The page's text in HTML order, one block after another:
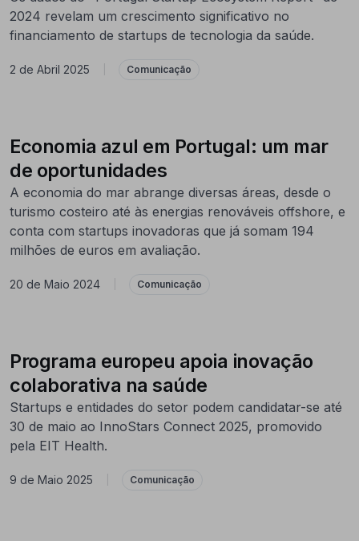
2024 revelam um crescimento significativo no
financiamento de startups de tecnologia da saúde.
2 de Abril 2025 Comunicação
Economia azul em Portugal: um mar
de oportunidades
A economia do mar abrange diversas áreas, desde o
turismo costeiro até às energias renováveis offshore, e
conta com startups inovadoras que já somam 194
milhões de euros em avaliação.
20 de Maio 2024 Comunicação
Programa europeu apoia inovação
colaborativa na saúde
Startups e entidades do setor podem candidatar-se até
30 de maio ao InnoStars Connect 2025, promovido
pela EIT Health.
9 de Maio 2025 Comunicação